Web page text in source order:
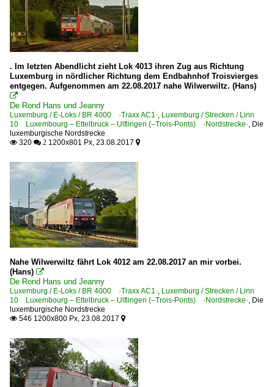
. Im letzten Abendlicht zieht Lok 4013 ihren Zug aus Richtung
Luxemburg in nördlicher Richtung dem Endbahnhof Troisvierges
entgegen. Aufgenommen am 22.08.2017 nahe Wilwerwiltz. (Hans)

De Rond Hans und Jeanny
Luxemburg / E-Loks / BR 4000 ·Traxx AC1·, Luxemburg / Strecken / Linn
10 Luxembourg – Ettelbruck – Ulflingen (–Trois-Ponts) ·Nordstrecke·, Die
luxemburgische Nordstrecke
 320  2 1200x801 Px, 23.08.2017 
Nahe Wilwerwiltz fährt Lok 4012 am 22.08.2017 an mir vorbei.
(Hans) 
De Rond Hans und Jeanny
Luxemburg / E-Loks / BR 4000 ·Traxx AC1·, Luxemburg / Strecken / Linn
10 Luxembourg – Ettelbruck – Ulflingen (–Trois-Ponts) ·Nordstrecke·, Die
luxemburgische Nordstrecke
 546 1200x800 Px, 23.08.2017 